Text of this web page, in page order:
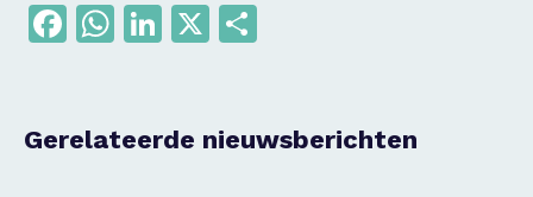
Facebook
WhatsApp
LinkedIn
X
Gerelateerde nieuwsberichten